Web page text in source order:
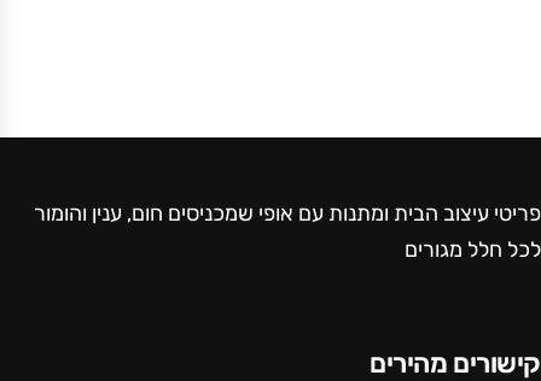
פריטי עיצוב הבית ומתנות עם אופי שמכניסים חום, ענין והומור
לכל חלל מגורים
קישורים מהירים